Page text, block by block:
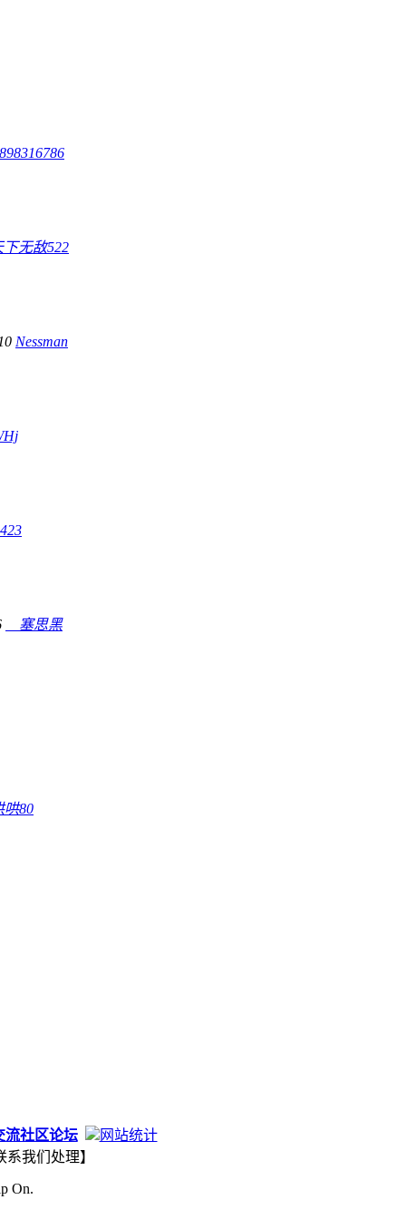
下无敌522
Nessman
ㅤ塞思黑
哄80
流社区论坛
网站统计
我们处理】
On.